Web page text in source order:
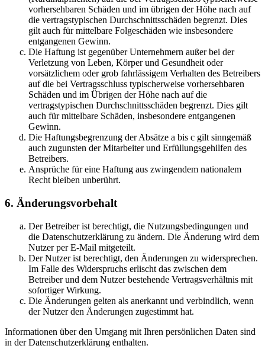
vorhersehbaren Schäden und im übrigen der Höhe nach auf
die vertragstypischen Durchschnittsschäden begrenzt. Dies
gilt auch für mittelbare Folgeschäden wie insbesondere
entgangenen Gewinn.
Die Haftung ist gegenüber Unternehmern außer bei der
Verletzung von Leben, Körper und Gesundheit oder
vorsätzlichem oder grob fahrlässigem Verhalten des Betreibers
auf die bei Vertragsschluss typischerweise vorhersehbaren
Schäden und im Übrigen der Höhe nach auf die
vertragstypischen Durchschnittsschäden begrenzt. Dies gilt
auch für mittelbare Schäden, insbesondere entgangenen
Gewinn.
Die Haftungsbegrenzung der Absätze a bis c gilt sinngemäß
auch zugunsten der Mitarbeiter und Erfüllungsgehilfen des
Betreibers.
Ansprüche für eine Haftung aus zwingendem nationalem
Recht bleiben unberührt.
6. Änderungsvorbehalt
Der Betreiber ist berechtigt, die Nutzungsbedingungen und
die Datenschutzerklärung zu ändern. Die Änderung wird dem
Nutzer per E-Mail mitgeteilt.
Der Nutzer ist berechtigt, den Änderungen zu widersprechen.
Im Falle des Widerspruchs erlischt das zwischen dem
Betreiber und dem Nutzer bestehende Vertragsverhältnis mit
sofortiger Wirkung.
Die Änderungen gelten als anerkannt und verbindlich, wenn
der Nutzer den Änderungen zugestimmt hat.
Informationen über den Umgang mit Ihren persönlichen Daten sind
in der Datenschutzerklärung enthalten.